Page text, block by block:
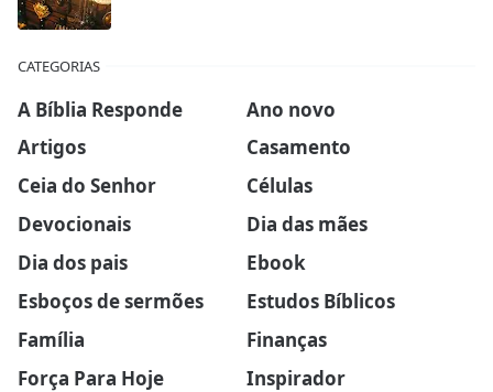
CATEGORIAS
A Bíblia Responde
Ano novo
Artigos
Casamento
Ceia do Senhor
Células
Devocionais
Dia das mães
Dia dos pais
Ebook
Esboços de sermões
Estudos Bíblicos
Família
Finanças
Força Para Hoje
Inspirador